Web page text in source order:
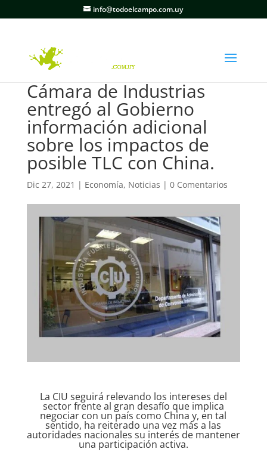
info@todoelcampo.com.uy
Cámara de Industrias
entregó al Gobierno
información adicional
sobre los impactos de
posible TLC con China.
Dic 27, 2021 | Economía, Noticias | 0 Comentarios
La CIU seguirá relevando los intereses del
sector frente al gran desafío que implica
negociar con un país como China y, en tal
sentido, ha reiterado una vez más a las
autoridades nacionales su interés de mantener
una participación activa.